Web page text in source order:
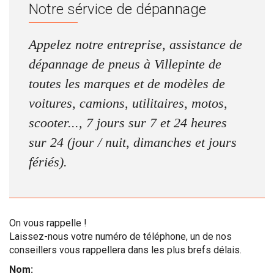
Notre sérvice de dépannage
Appelez notre entreprise, assistance de
dépannage de pneus à Villepinte de
toutes les marques et de modèles de
voitures, camions, utilitaires, motos,
scooter..., 7 jours sur 7 et 24 heures
sur 24 (jour / nuit, dimanches et jours
fériés).
On vous rappelle !
Laissez-nous votre numéro de téléphone, un de nos
conseillers vous rappellera dans les plus brefs délais.
Nom: